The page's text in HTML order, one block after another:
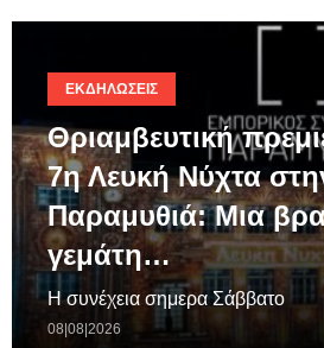
ΕΚΔΗΛΏΣΕΙΣ
Θριαμβευτική
7η Λευκή Νύχτα
Παραμυθιά: Μια
γεμάτη…
Η συνέχεια σημερα Σάββατο
08|08|2026